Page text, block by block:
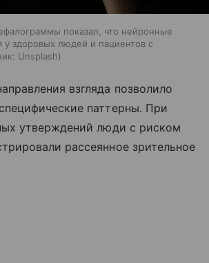
показал, что нейронные
у здоровых людей и пациентов с
Unsplash
взгляда позволило
паттерны. При
утверждений люди с риском
рассеянное зрительное